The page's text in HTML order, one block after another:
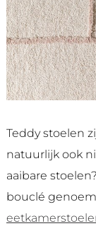
Teddy stoelen
natuurlijk ook
aaibare
bouclé